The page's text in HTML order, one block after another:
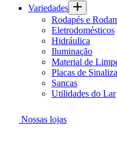
Variedades
Rodapés e
Eletrodomésticos
Hidráulica
Iluminação
Material de
Placas de
Sancas
Utilidades do Lar
Nossas lojas